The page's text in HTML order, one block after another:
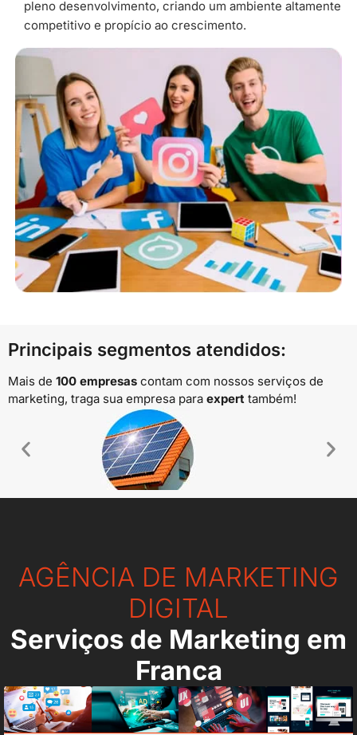
pleno desenvolvimento, criando um ambiente altamente
competitivo e propício ao crescimento.
Principais segmentos atendidos:
Mais de 100 empresas contam com nossos serviços de
marketing, traga sua empresa para expert também!
AGÊNCIA DE MARKETING
DIGITAL
Serviços de Marketing em
Franca